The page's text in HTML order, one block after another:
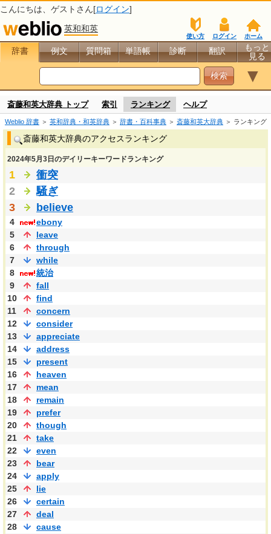
こんにちは、 ゲスト さん[ログイン]
英和和英
ホーム
ログイン
使い方
辞書 例文 質問箱 単語帳 診断 翻訳
もっと
見る
▼
斎藤和英大辞典 トップ 索引 ランキング ヘルプ
Weblio 辞書 ＞ 英和辞典・和英辞典 ＞ 辞書・百科事典 ＞ 斎藤和英大辞典 ＞ ランキング
斎藤和英大辞典のアクセスランキング
2024年5月3日のデイリーキーワードランキング
1
衝突
2
騒ぎ
3
believe
4
ebony
5
leave
6
through
7
while
8
統治
9
fall
10
find
11
concern
12
consider
13
appreciate
14
address
15
present
16
heaven
17
mean
18
remain
19
prefer
20
though
21
take
22
even
23
bear
24
apply
25
lie
26
certain
27
deal
28
cause